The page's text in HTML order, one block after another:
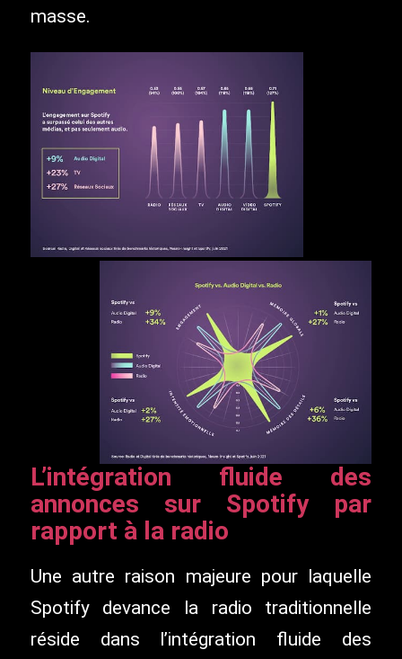
masse.
L’intégration fluide des
annonces sur Spotify par
rapport à la radio
Une autre raison majeure pour laquelle
Spotify devance la radio traditionnelle
réside dans l’intégration fluide des